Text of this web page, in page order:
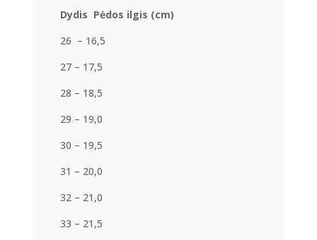
Dydis Pėdos ilgis (cm)
26 – 16,5
27 – 17,5
28 – 18,5
29 – 19,0
30 – 19,5
31 – 20,0
32 – 21,0
33 – 21,5